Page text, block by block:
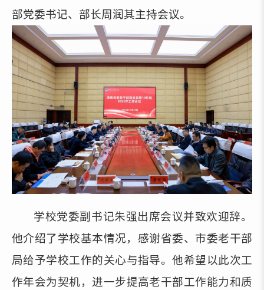
部党委书记、部长周润其主持会议。
学校党委副书记朱强出席会议并致欢迎辞。
他介绍了学校基本情况，感谢省委、市委老干部
局给予学校工作的关心与指导。他希望以此次工
作年会为契机， 进一步提高老干部工作能力和质